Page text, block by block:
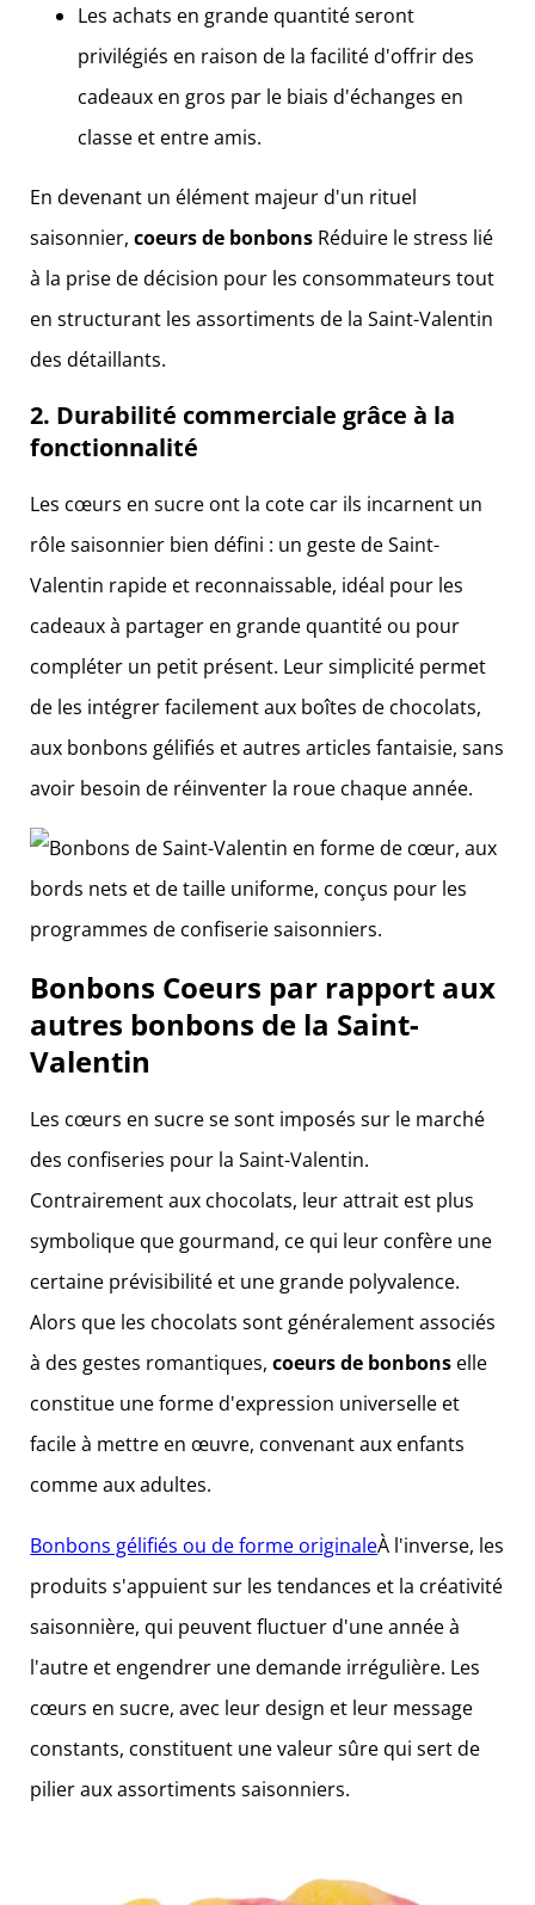
Les achats en grande quantité seront
privilégiés en raison de la facilité d'offrir des
cadeaux en gros par le biais d'échanges en
classe et entre amis.
En devenant un élément majeur d'un rituel
saisonnier,coeurs de bonbons Réduire le stress lié
à la prise de décision pour les consommateurs tout
en structurant les assortiments de la Saint-Valentin
des détaillants.
2. Durabilité commerciale grâce à la
fonctionnalité
Les cœurs en sucre ont la cote car ils incarnent un
rôle saisonnier bien défini : un geste de Saint-
Valentin rapide et reconnaissable, idéal pour les
cadeaux à partager en grande quantité ou pour
compléter un petit présent. Leur simplicité permet
de les intégrer facilement aux boîtes de chocolats,
aux bonbons gélifiés et autres articles fantaisie, sans
avoir besoin de réinventer la roue chaque année.
Bonbons Coeurs par rapport aux
autres bonbons de la Saint-
Valentin
Les cœurs en sucre se sont imposés sur le marché
des confiseries pour la Saint-Valentin.
Contrairement aux chocolats, leur attrait est plus
symbolique que gourmand, ce qui leur confère une
certaine prévisibilité et une grande polyvalence.
Alors que les chocolats sont généralement associés
à des gestes romantiques, coeurs de bonbons elle
constitue une forme d'expression universelle et
facile à mettre en œuvre, convenant aux enfants
comme aux adultes.
Bonbons gélifiés ou de forme originaleÀ l'inverse, les
produits s'appuient sur les tendances et la créativité
saisonnière, qui peuvent fluctuer d'une année à
l'autre et engendrer une demande irrégulière. Les
cœurs en sucre, avec leur design et leur message
constants, constituent une valeur sûre qui sert de
pilier aux assortiments saisonniers.